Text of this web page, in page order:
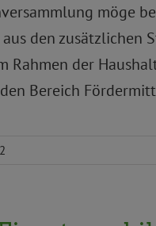
möge
den
Rahmen der
Bereich